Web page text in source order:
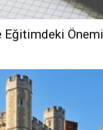
Eğitimdeki Önemi